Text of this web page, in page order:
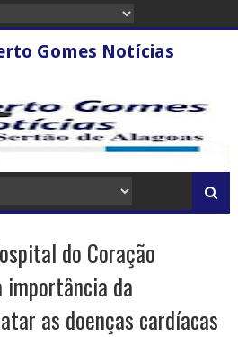
Gomes Notícias
do Coração
da
as doenças cardíacas